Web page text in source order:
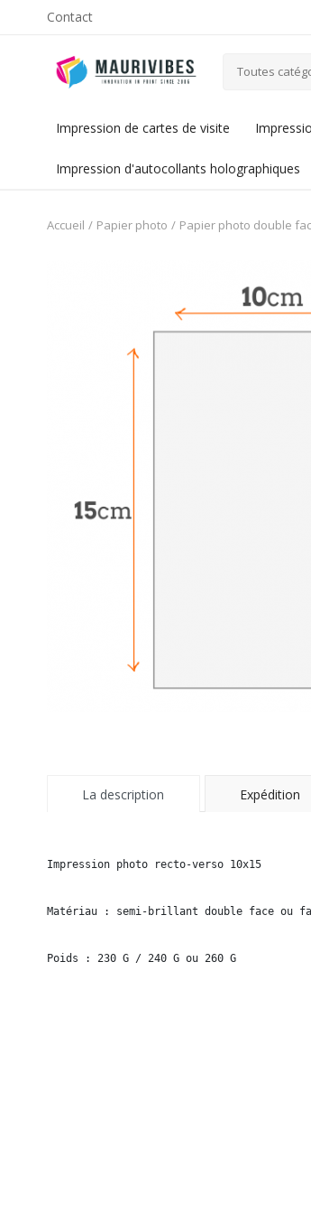
Contact
Toutes
Impression de cartes de visite
Impression d'autocollants holographiques
Accueil Papier photo Papier photo double
La description Expédition
Impression photo recto-verso 10x15
Matériau : semi-brillant double face ou
Poids : 230 G / 240 G ou 260 G